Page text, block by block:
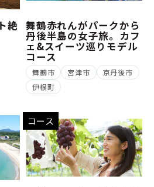
絶 舞鶴赤れんがパークから
丹後半島の女子旅。カフ
ェ&スイーツ巡りモデル
コース
舞鶴市 宮津市
京丹後市
伊根町
コース